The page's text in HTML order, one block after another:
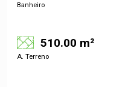
Banheiro
510.00 m²
A. Terreno